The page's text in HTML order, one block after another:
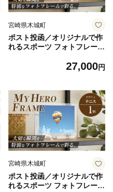
宮崎県木城町
ポスト投函／オリジナルで作
れるスポーツ フォトフレーム
27,000円
宮崎県木城町
ポスト投函／オリジナルで作
れるスポーツ フォトフレーム